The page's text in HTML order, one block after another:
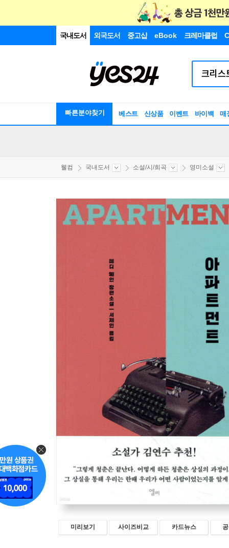
국내도서 외국도서 중고샵 eBook 크레마클럽
빠른분야찾기 베스트 신상품 이벤트 바이백 매
웰컴 국내도서 소설/시/희곡 영미소설
미리보기 사이즈비교 카드뉴스